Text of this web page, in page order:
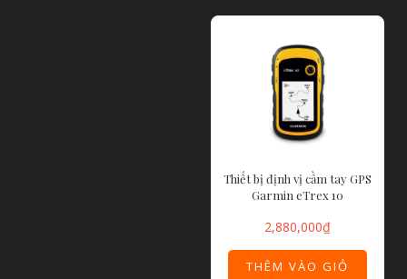
Thiết bị định vị cầm tay GPS
Garmin eTrex 10
2,880,000₫
THÊM VÀO GIỎ